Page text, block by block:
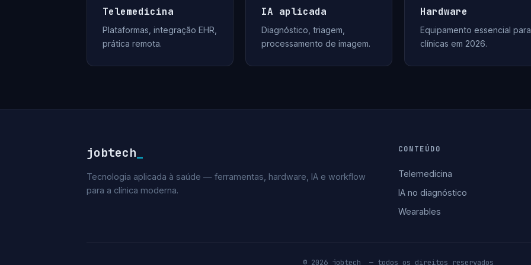
Telemedicina
Plataformas, integração EHR,
prática remota.
IA aplicada
Diagnóstico, triagem,
processamento de imagem.
Hardware
Equipamento essencial para
clínicas em 2026.
jobtech
Tecnologia aplicada à saúde — ferramentas, hardware, IA e workflow
para a clínica moderna.
CONTEÚDO
Telemedicina
IA no diagnóstico
Wearables
© 2026 jobtech_ — todos os direitos reservados